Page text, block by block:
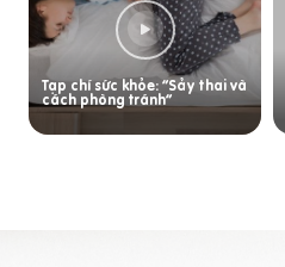
Tạp chí sức khỏe: “Sảy thai và
cách phòng tránh”